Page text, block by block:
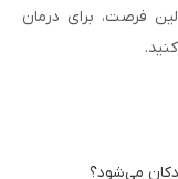
فرصت، برای درمان